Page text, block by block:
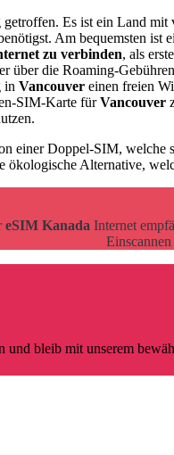
Es ist ein Land
Am bequemsten ist
zu verbinden, als
über die Roaming-
in Vancouver einen freien
SIM-Karte fürVancouver
einer Doppel-SIM,
ökologische Alternative,
eSIM Kanada Internet
bleib mit unserem